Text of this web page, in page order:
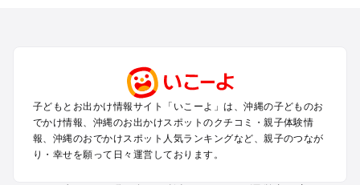
沖縄南部（糸満・豊見城）のプールお出かけ
西海岸・東海岸（読谷・宜野座）のプールお出かけ
屋久島・奄美大島・種子島・宮古島・石垣島（鹿児島～沖縄の
離島）のプールお出かけ
子どもとお出かけ情報サイト「いこーよ」は、沖縄の子どものお
でかけ情報、沖縄のお出かけスポットのクチコミ・親子体験情
報、沖縄のおでかけスポット人気ランキングなど、親子のつなが
り・幸せを願って日々運営しております。